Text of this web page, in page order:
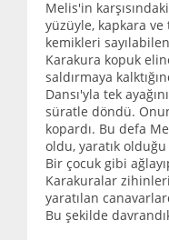
Melis'in
yüzüyle, kapkara
kemikleri
Karakura kopuk
saldırmaya
Dansı'yla tek
süratle döndü.
kopardı. Bu defa
oldu, yaratık olduğu
Bir çocuk gibi
Karakuralar
yaratılan
Bu şekilde